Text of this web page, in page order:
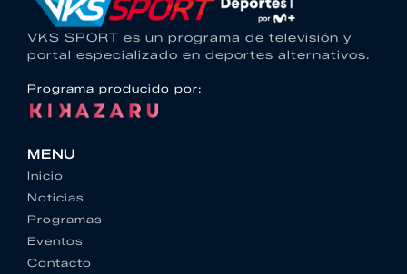
VKS SPORT es un programa de televisión y
portal especializado en deportes alternativos.
Programa producido por:
MENU
Inicio
Noticias
Programas
Eventos
Contacto